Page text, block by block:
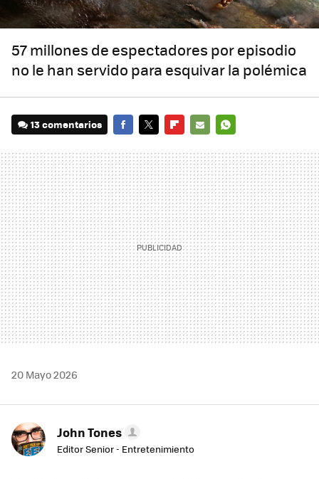
57 millones de espectadores por episodio
no le han servido para esquivar la polémica
13 comentarios
MAIL
20 Mayo 2026
John Tones
Editor Senior - Entretenimiento